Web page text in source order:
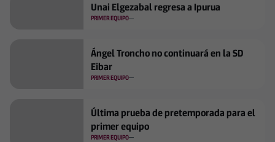
Unai Elgezabal regresa a Ipurua
PRIMER EQUIPO
Ángel Troncho no continuará en la SD
Eibar
PRIMER EQUIPO
Última prueba de pretemporada para el
primer equipo
PRIMER EQUIPO